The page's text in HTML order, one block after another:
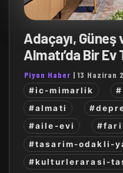
Adaçayı, Güneş
Almatı’da Bir Ev
Piyon Haber |13 Haziran
#ic-mimarlik
#almati
#aile-evi
#tasarim-odakli-
#kulturlerarasi-